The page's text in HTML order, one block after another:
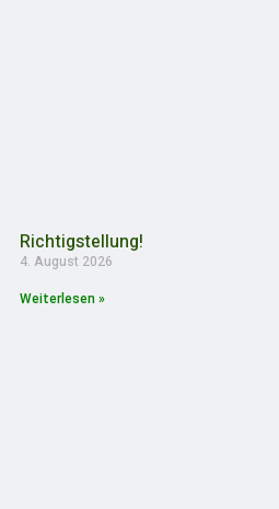
Richtigstellung!
4. August 2026
Weiterlesen »